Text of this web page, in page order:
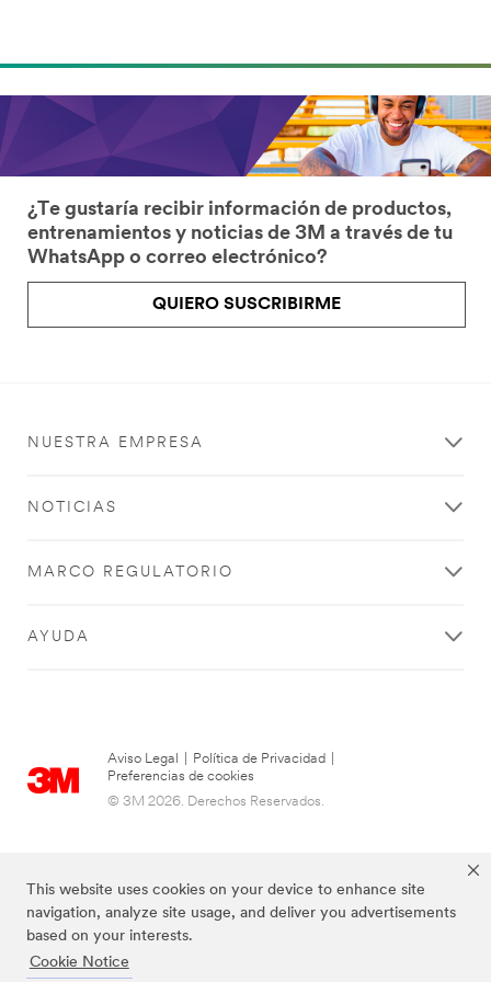
This website uses cookies on your device to enhance site
navigation, analyze site usage, and deliver you advertisements
based on your interests.
Cookie Notice
¿Te gustaría recibir información de productos,
entrenamientos y noticias de 3M a través de tu
WhatsApp o correo electrónico?
QUIERO SUSCRIBIRME
NUESTRA EMPRESA
NOTICIAS
MARCO REGULATORIO
AYUDA
Aviso Legal Política de Privacidad
Preferencias de cookies
© 3M 2026. Derechos Reservados.